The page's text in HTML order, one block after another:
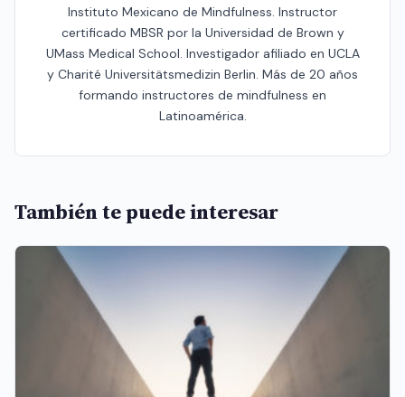
Instituto Mexicano de Mindfulness. Instructor
certificado MBSR por la Universidad de Brown y
UMass Medical School. Investigador afiliado en UCLA
y Charité Universitätsmedizin Berlin. Más de 20 años
formando instructores de mindfulness en
Latinoamérica.
También te puede interesar